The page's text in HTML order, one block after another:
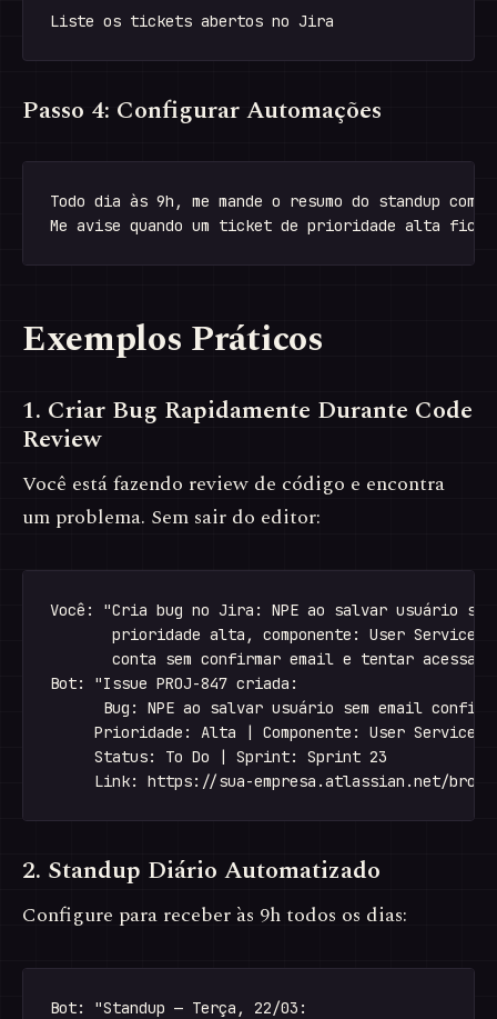
Passo 4: Configurar Automações
Todo dia às 9h, me mande o resumo do standup
Exemplos Práticos
1. Criar Bug Rapidamente Durante Code
Review
Você está fazendo review de código e encontra
um problema. Sem sair do editor:
Você: "Cria bug no Jira: NPE ao salvar usuário
prioridade alta, componente: User Service,
conta sem confirmar email e tentar acessar
Bot: "Issue PROJ-847 criada:
Bug: NPE ao salvar usuário sem email
     Prioridade: Alta | Componente: User Service
     Status: To Do | Sprint: Sprint 23
2. Standup Diário Automatizado
Configure para receber às 9h todos os dias:
Bot: "Standup — Terça, 22/03: